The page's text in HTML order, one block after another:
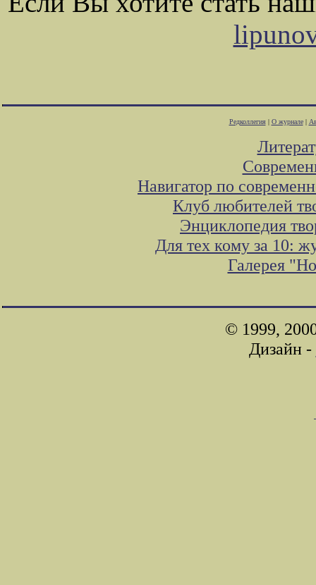
Редколлегия| О журнале|
Навигатор по
Клуб любителей
Энциклопедия
Для тех кому за 10:
Галерея
© 1999,
Дизайн -